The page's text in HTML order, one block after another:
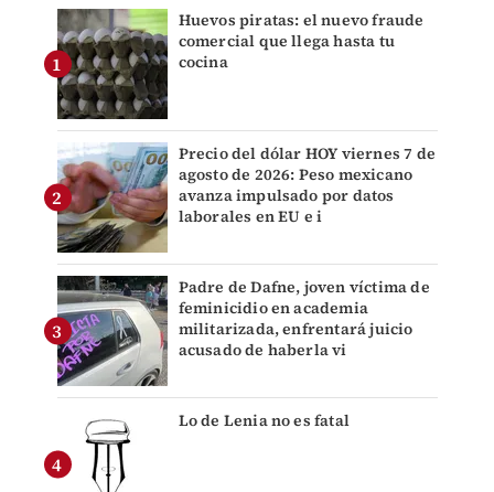
Huevos piratas: el nuevo fraude
comercial que llega hasta tu
cocina
Precio del dólar HOY viernes 7 de
agosto de 2026: Peso mexicano
avanza impulsado por datos
laborales en EU e i
Padre de Dafne, joven víctima de
feminicidio en academia
militarizada, enfrentará juicio
acusado de haberla vi
Lo de Lenia no es fatal